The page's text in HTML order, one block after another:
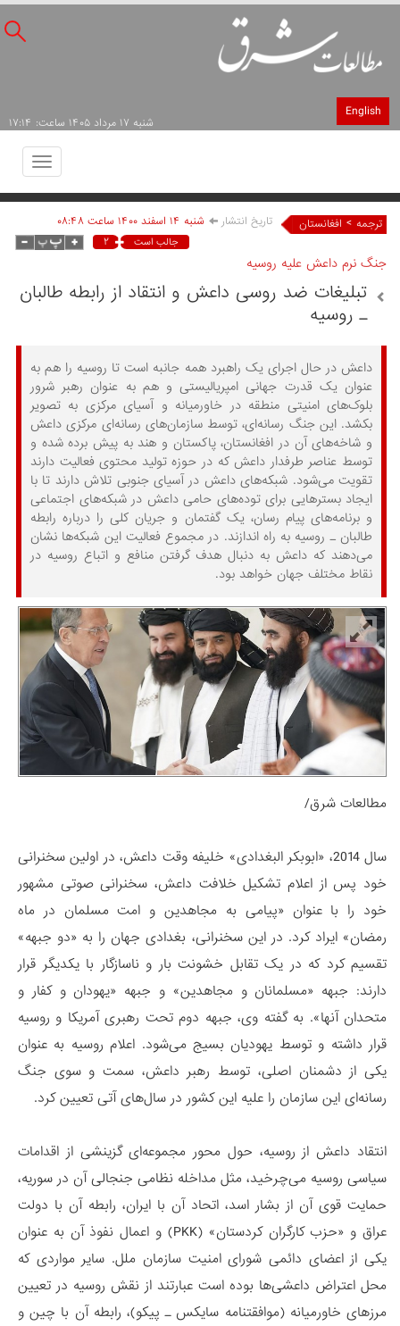
English
شنبه ۱۷ مرداد ۱۴۰۵ ساعت: ۱۷:۱۴
Toggle
ترجمه > افغانستان تاریخ انتشار شنبه ۱۴ اسفند ۱۴۰۰ ساعت ۰۸:۴۸
جالب است ۲
جنگ نرم داعش علیه روسیه
تبلیغات ضد روسی داعش و انتقاد از رابطه طالبان
ـ روسیه
داعش در حال اجرای یک راهبرد همه جانبه است تا روسیه را هم به
عنوان یک قدرت جهانی امپریالیستی و هم به عنوان رهبر شرور
بلوک‌های امنیتی منطقه در خاورمیانه و آسیای مرکزی به تصویر
بکشد. این جنگ رسانه‌ای، توسط سازمان‌های رسانه‌ای مرکزی داعش
و شاخه‌های آن در افغانستان، پاکستان و هند به پیش برده شده و
توسط عناصر طرفدار داعش که در حوزه تولید محتوی فعالیت دارند
تقویت می‌شود. شبکه‌های داعش در آسیای جنوبی تلاش دارند تا با
ایجاد بسترهایی برای توده‌های حامی داعش در شبکه‌های اجتماعی
و برنامه‌های پیام رسان، یک گفتمان و جریان کلی را درباره رابطه
طالبان ـ روسیه به راه اندازند. در مجموع فعالیت این شبکه‌ها نشان
می‌دهند که داعش به دنبال هدف گرفتن منافع و اتباع روسیه در
نقاط مختلف جهان خواهد بود.
مطالعات شرق/
سال 2014، «ابوبکر البغدادی» خلیفه وقت داعش، در اولین سخنرانی
خود پس از اعلام تشکیل خلافت داعش، سخنرانی صوتی مشهور
خود را با عنوان «پیامی به مجاهدین و امت مسلمان در ماه
رمضان» ایراد کرد. در این سخنرانی، بغدادی جهان را به «دو جبهه»
تقسیم کرد که در یک تقابل خشونت بار و ناسازگار با یکدیگر قرار
دارند: جبهه «مسلمانان و مجاهدین» و جبهه «یهودان و کفار و
متحدان آنها». به گفته وی، جبهه دوم تحت رهبری آمریکا و روسیه
قرار داشته و توسط یهودیان بسیج می‌شود. اعلام روسیه به عنوان
یکی از دشمنان اصلی، توسط رهبر داعش، سمت و سوی جنگ
رسانه‌ای این سازمان را علیه این کشور در سال‌های آتی تعیین کرد.
انتقاد داعش از روسیه، حول محور مجموعه‌ای گزینشی از اقدامات
سیاسی روسیه می‌چرخید، مثل مداخله نظامی جنجالی آن در سوریه،
حمایت قوی آن از بشار اسد، اتحاد آن با ایران، رابطه آن با دولت
عراق و «حزب کارگران کردستان» (PKK) و اعمال نفوذ آن به عنوان
یکی از اعضای دائمی شورای امنیت سازمان ملل. سایر مواردی که
محل اعتراض داعشی‌ها بوده است عبارتند از نقش روسیه در تعیین
مرزهای خاورمیانه (موافقتنامه سایکس ـ پیکو)، رابطه آن با چین و